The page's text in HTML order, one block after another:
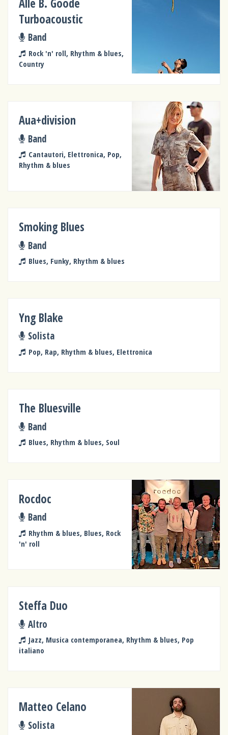
Alle B. Goode
Turboacoustic
Band
Rock 'n' roll, Rhythm & blues,
Country
Aua+division
Band
Cantautori, Elettronica, Pop,
Rhythm & blues
Smoking Blues
Band
Blues, Funky, Rhythm & blues
Yng Blake
Solista
Pop, Rap, Rhythm & blues, Elettronica
The Bluesville
Band
Blues, Rhythm & blues, Soul
Rocdoc
Band
Rhythm & blues, Blues, Rock
'n' roll
Steffa Duo
Altro
Jazz, Musica contemporanea, Rhythm & blues, Pop
italiano
Matteo Celano
Solista